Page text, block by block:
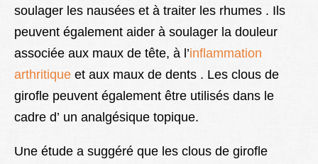
soulager les nausées et à traiter les rhumes . Ils
peuvent également aider à soulager la douleur
associée aux maux de tête, à l’inflammation
arthritique et aux maux de dents . Les clous de
girofle peuvent également être utilisés dans le
cadre d’ un analgésique topique.
Une étude a suggéré que les clous de girofle